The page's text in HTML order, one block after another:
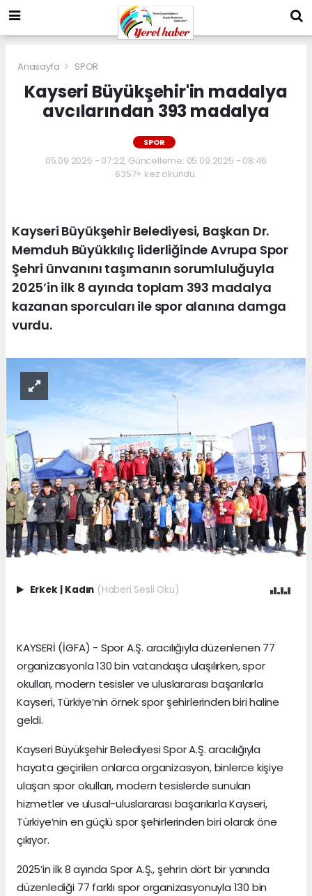
Anasayfa SPOR
Kayseri Büyükşehir'in madalya
avcılarından 393 madalya
SPOR
05.09.2025 - 07:22, Güncelleme: 05.09.2025 - 08:46
6357+ kez okundu.
Kayseri Büyükşehir Belediyesi, Başkan Dr.
Memduh Büyükkılıç liderliğinde Avrupa Spor
Şehri ünvanını taşımanın sorumluluğuyla
2025’in ilk 8 ayında toplam 393 madalya
kazanan sporcuları ile spor alanına damga
vurdu.
Erkek Kadın (Haberi Sesli Oku)
KAYSERİ (İGFA) - Spor A.Ş. aracılığıyla düzenlenen 77
organizasyonla 130 bin vatandaşa ulaşılırken, spor
okulları, modern tesisler ve uluslararası başarılarla
Kayseri, Türkiye’nin örnek spor şehirlerinden biri haline
geldi.
Kayseri Büyükşehir Belediyesi Spor A.Ş. aracılığıyla
hayata geçirilen onlarca organizasyon, binlerce kişiye
ulaşan spor okulları, modern tesislerde sunulan
hizmetler ve ulusal-uluslararası başarılarla Kayseri,
Türkiye’nin en güçlü spor şehirlerinden biri olarak öne
çıkıyor.
2025’in ilk 8 ayında Spor A.Ş., şehrin dört bir yanında
düzenlediği 77 farklı spor organizasyonuyla 130 bin